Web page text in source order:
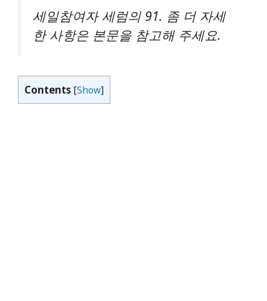
세일참여자 세럼의 91. 좀 더 자세
한 사항은 본문을 참고해 주세요.
Contents [Show]